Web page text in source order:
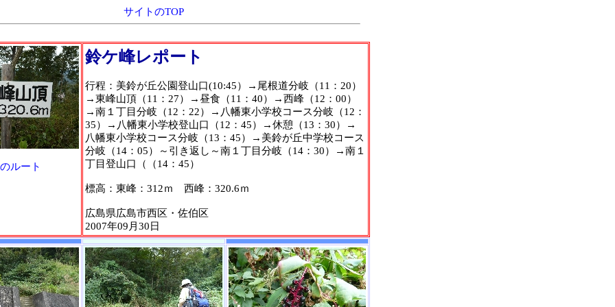
サイトのTOP
ルート
鈴ケ峰レポート
行程：美鈴が丘公園登山口(10:45）→尾根道分岐（11：20）
→東峰山頂（11：27）→昼食（11：40）→西峰（12：00）
→南１丁目分岐（12：22）→八幡東小学校コース分岐（12：
35）→八幡東小学校登山口（12：45）→休憩（13：30）→
八幡東小学校コース分岐（13：45）→美鈴が丘中学校コース
分岐（14：05）～引き返し～南１丁目分岐（14：30）→南１
丁目登山口（（14：45）
標高：東峰：312ｍ 西峰：320.6ｍ
広島県広島市西区・佐伯区
2007年09月30日